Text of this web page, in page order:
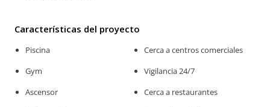
Características del proyecto
Piscina
Gym
Ascensor
Cerca a centros comerciales
Vigilancia 24/7
Cerca a restaurantes